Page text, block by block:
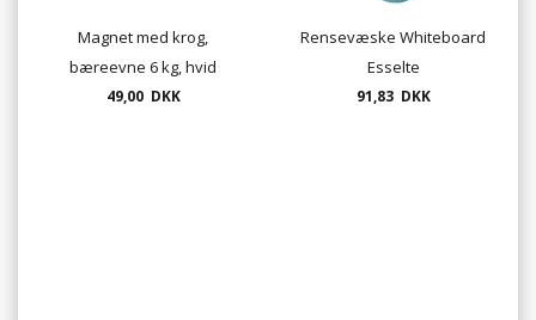
Magnet med krog,
bæreevne 6 kg, hvid
49,00 DKK
Rensevæske Whiteboard
Esselte
91,83 DKK